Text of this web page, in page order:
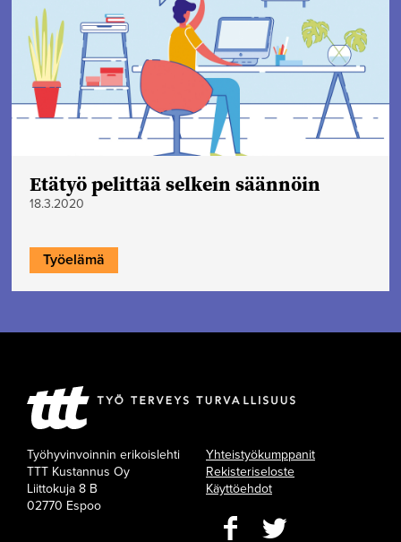
Etätyö pelittää selkein säännöin
18.3.2020
Työelämä
Työhyvinvoinnin erikoislehti
TTT Kustannus Oy
Liittokuja 8 B
02770 Espoo
Yhteistyökumppanit
Rekisteriseloste
Käyttöehdot